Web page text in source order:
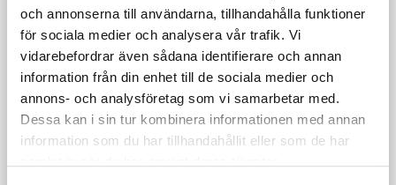
och annonserna till användarna, tillhandahålla funktioner
för sociala medier och analysera vår trafik. Vi
vidarebefordrar även sådana identifierare och annan
information från din enhet till de sociala medier och
annons- och analysföretag som vi samarbetar med.
Dessa kan i sin tur kombinera informationen med annan
information som du har tillhandahållit eller som de har